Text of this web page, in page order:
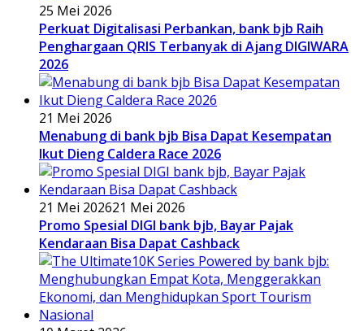
25 Mei 2026
Perkuat Digitalisasi Perbankan, bank bjb Raih
Penghargaan QRIS Terbanyak di Ajang DIGIWARA
2026
21 Mei 2026
Menabung di bank bjb Bisa Dapat Kesempatan
Ikut Dieng Caldera Race 2026
21 Mei 202621 Mei 2026
Promo Spesial DIGI bank bjb, Bayar Pajak
Kendaraan Bisa Dapat Cashback